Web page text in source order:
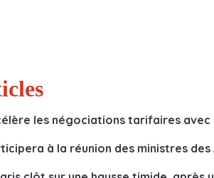
les négociations tarifaires avec
à la réunion des ministres